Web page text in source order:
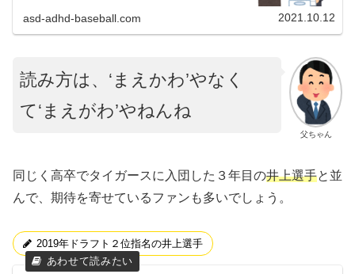
asd-adhd-baseball.com 2021.10.12
父ちゃん
読み方は、‘まえかわ’やなく
て‘まえがわ’やねんね
同じく高卒でタイガースに入団した３年目の井上選手と並
んで、期待を寄せているファンも多いでしょう。
2019年ドラフト２位指名の井上選手